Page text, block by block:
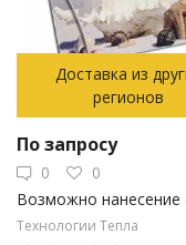
Доставка из
регионов
По запросу
0
0
Технологии Тепла